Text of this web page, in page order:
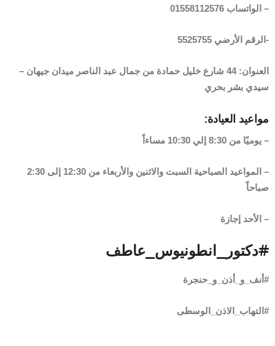
– الواتساب 01558112576
-الرقم الأرضي 5525755
العنوان: 44 شارع خليل حمادة من جمال عبد الناصر ميدان جيهان –
سيدي بشر بحري
مواعيد العيادة:
– يوميًا من 8:30 إلي 10:30 مساءاً
– المواعيد الصباحية السبت والاثنين والأربعاء من 12:30 إلى 2:30
صباحاً
– الأحد إجازة
#دكتور_انطونيوس_عاطف
#أنف_و_أذن_و_حنجرة
#التهاب_الاذن_الوسطى